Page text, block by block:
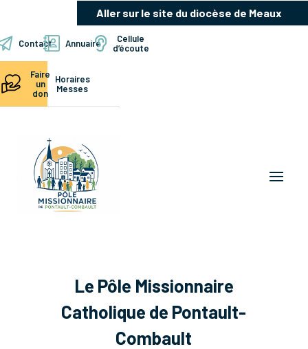
Aller sur le site du diocèse de Meaux
Contact Annuaire
Cellule
d’écoute
Faire
un
don
Horaires
Messes
Le Pôle Missionnaire
Catholique de Pontault-
Combault